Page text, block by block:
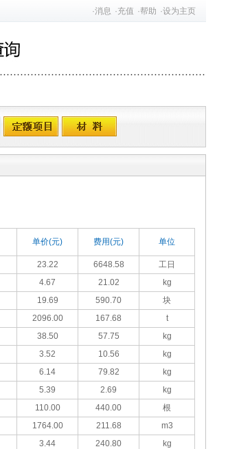
·消息 ·充值 ·帮助 ·设为主页
单价(元) 费用(元) 单位
23.22 6648.58 工日
4.67 21.02
kg
19.69 590.70
块
2096.00 167.68
t
38.50 57.75
kg
3.52 10.56
kg
6.14 79.82
kg
5.39 2.69
kg
110.00 440.00
根
1764.00 211.68
m3
3.44 240.80
kg